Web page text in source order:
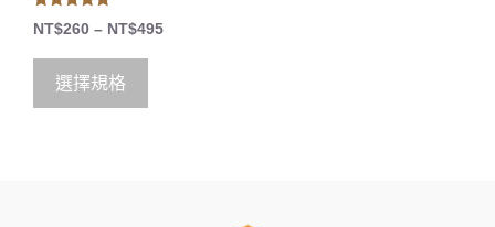
5.00
out of 5
NT$260 – NT$495
選擇規格